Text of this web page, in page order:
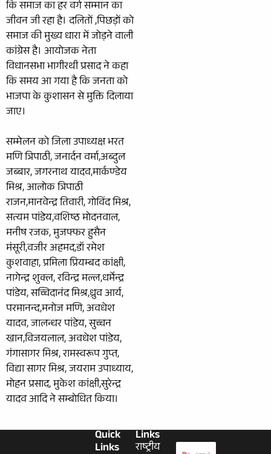
कि समाज का हर वर्ग सम्मान का
जीवन जी रहा है। दलितों ,पिछड़ों को
समाज की मुख्य धारा में जोड़ने वाली
कांग्रेस है। आयोजक नेता
विधानसभा भागीरथी प्रसाद ने कहा
कि समय आ गया है कि जनता को
भाजपा के कुशासन से मुक्ति दिलाया
जाए।
सम्मेलन को जिला उपाध्यक्ष भरत
मणि त्रिपाठी, जनार्दन वर्मा,अब्दुल
जब्बार, जगरनाथ यादव,मार्कण्डेय
मिश्र, आलोक त्रिपाठी
राजन,मानवेन्द्र तिवारी, गोविंद मिश्र,
सत्यम पांडेय,वशिष्ठ मोदनवाल,
मनीष रजक, मुजफ्फर हुसैन
मंसूरी,वजीर अहमद,डॉ रमेश
कुशवाहा, प्रमिला प्रियम्बद कांक्षी,
नागेन्द्र शुक्ल, रविन्द्र मल्ल,धर्मेन्द्र
पांडेय, सच्चिदानंद मिश्र,ध्रुव आर्य,
परमानन्द,मनोज मणि, अवधेश
यादव, जालन्धर पांडेय, सुच्चन
खान,विजयलाल, अवधेश पांडेय,
गंगासागर मिश्र, रामस्वरूप गुप्त,
विद्या सागर मिश्र, जयराम उपाध्याय,
मोहन प्रसाद, मुकेश कांक्षी,सुरेन्द्र
यादव आदि ने सम्बोधित किया।
Links
राष्ट्रीय
Quick
Links